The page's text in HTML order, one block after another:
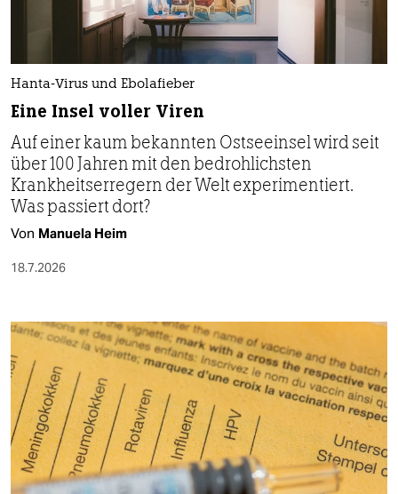
Hanta-Virus und Ebolafieber
Eine Insel voller Viren
Auf einer kaum bekannten Ostseeinsel wird seit
über 100 Jahren mit den bedrohlichsten
Krankheitserregern der Welt experimentiert.
Was passiert dort?
Von Manuela Heim
18.7.2026